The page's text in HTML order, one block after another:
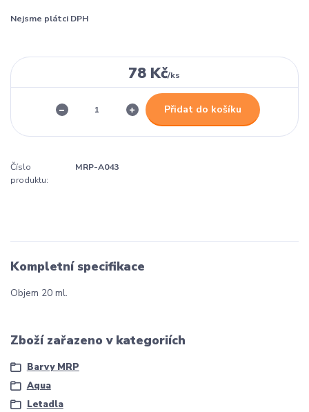
Nejsme plátci DPH
78 Kč/ks
Přidat do košíku
Číslo
produktu:
MRP-A043
Kompletní specifikace
Objem 20 ml.
Zboží zařazeno v kategoriích
Barvy MRP
Aqua
Letadla